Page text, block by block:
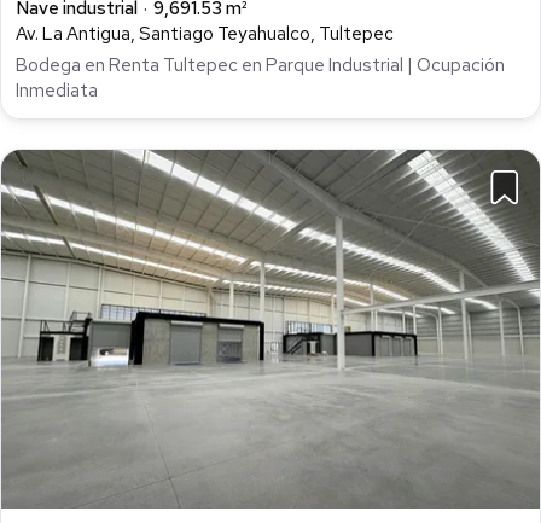
Nave industrial
9,691.53 m²
Av. La Antigua, Santiago Teyahualco, Tultepec
Bodega en Renta Tultepec en Parque Industrial | Ocupación
Inmediata